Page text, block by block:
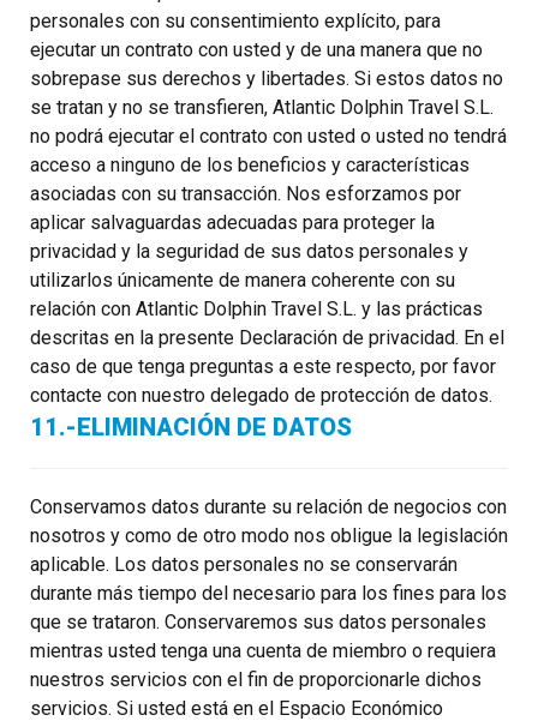
personales con su consentimiento explícito, para
ejecutar un contrato con usted y de una manera que no
sobrepase sus derechos y libertades. Si estos datos no
se tratan y no se transfieren, Atlantic Dolphin Travel S.L.
no podrá ejecutar el contrato con usted o usted no tendrá
acceso a ninguno de los beneficios y características
asociadas con su transacción. Nos esforzamos por
aplicar salvaguardas adecuadas para proteger la
privacidad y la seguridad de sus datos personales y
utilizarlos únicamente de manera coherente con su
relación con Atlantic Dolphin Travel S.L. y las prácticas
descritas en la presente Declaración de privacidad. En el
caso de que tenga preguntas a este respecto, por favor
contacte con nuestro delegado de protección de datos.
11.-ELIMINACIÓN DE DATOS
Conservamos datos durante su relación de negocios con
nosotros y como de otro modo nos obligue la legislación
aplicable. Los datos personales no se conservarán
durante más tiempo del necesario para los fines para los
que se trataron. Conservaremos sus datos personales
mientras usted tenga una cuenta de miembro o requiera
nuestros servicios con el fin de proporcionarle dichos
servicios. Si usted está en el Espacio Económico